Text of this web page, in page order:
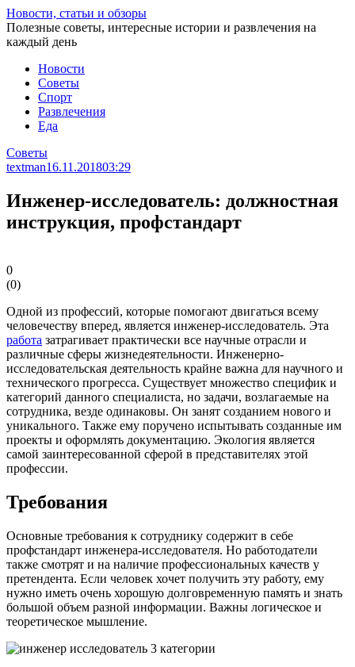
Перейти
к
статье
Новости, статьи и обзоры
Полезные советы, интересные истории и развлечения на
каждый день
Новости
Советы
Спорт
Развлечения
Еда
Советы
textman16.11.201803:29
Инженер-исследователь: должностная
инструкция, профстандарт
0
(0)
Одной из профессий, которые помогают двигаться всему
человечеству вперед, является инженер-исследователь. Эта
работа затрагивает практически все научные отрасли и
различные сферы жизнедеятельности. Инженерно-
исследовательская деятельность крайне важна для научного и
технического прогресса. Существует множество специфик и
категорий данного специалиста, но задачи, возлагаемые на
сотрудника, везде одинаковы. Он занят созданием нового и
уникального. Также ему поручено испытывать созданные им
проекты и оформлять документацию. Экология является
самой заинтересованной сферой в представителях этой
профессии.
Требования
Основные требования к сотруднику содержит в себе
профстандарт инженера-исследователя. Но работодатели
также смотрят и на наличие профессиональных качеств у
претендента. Если человек хочет получить эту работу, ему
нужно иметь очень хорошую долговременную память и знать
большой объем разной информации. Важны логическое и
теоретическое мышление.